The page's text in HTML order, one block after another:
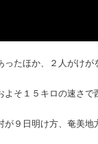
たほか、２人がけが
そ１５キロの速さで
９日明け方、奄美地